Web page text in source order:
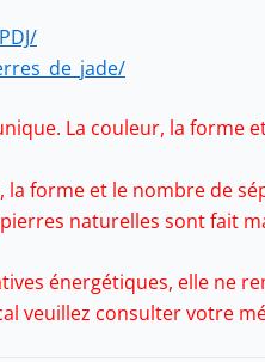
La couleur, la forme
forme et le nombre de
naturelles sont fait
énergétiques, elle ne
veuillez consulter votre